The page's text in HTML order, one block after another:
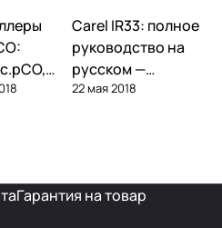
и
—
Автоматика и
контроллеры
Carel IR33: полное
руководство на
русском —
параметры,
22 мая 2018
Гарантия на товар